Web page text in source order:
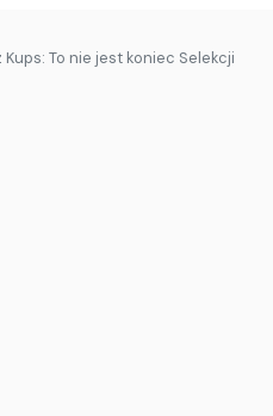
To nie jest koniec Selekcji